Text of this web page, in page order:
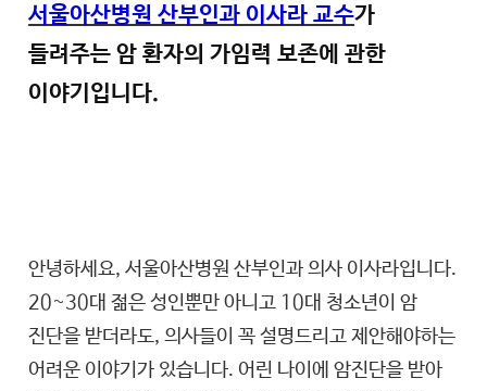
서울아산병원 산부인과 이사라 교수가
들려주는 암 환자의 가임력 보존에 관한
이야기입니다.
안녕하세요, 서울아산병원 산부인과 의사 이사라입니다.
20~30대 젊은 성인뿐만 아니고 10대 청소년이 암
진단을 받더라도, 의사들이 꼭 설명드리고 제안해야하는
어려운 이야기가 있습니다. 어린 나이에 암진단을 받아